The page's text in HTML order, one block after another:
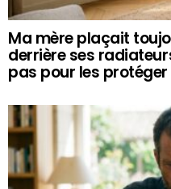
Ma mère plaçait
derrière ses
pas pour les protéger